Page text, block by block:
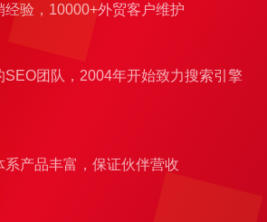
验，10000+外贸客户维护
团队，2004年开始致力搜索引擎
产品丰富，保证伙伴营收